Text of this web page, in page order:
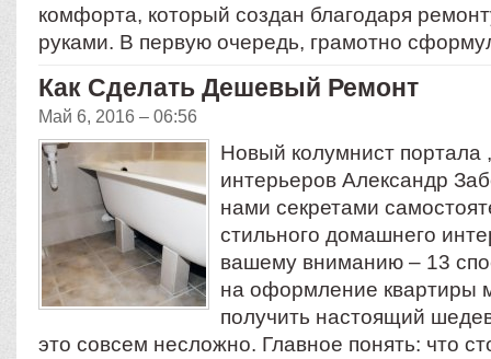
комфорта, который создан благодаря
руками. В первую очередь, грамотно
Как Сделать Дешевый Ремонт
Май 6, 2016 – 06:56
Новый колумнист портала
интерьеров Александр
нами секретами
стильного домашнего
вашему вниманию – 13
на оформление квартиры
получить настоящий
это совсем несложно. Главное понять: что